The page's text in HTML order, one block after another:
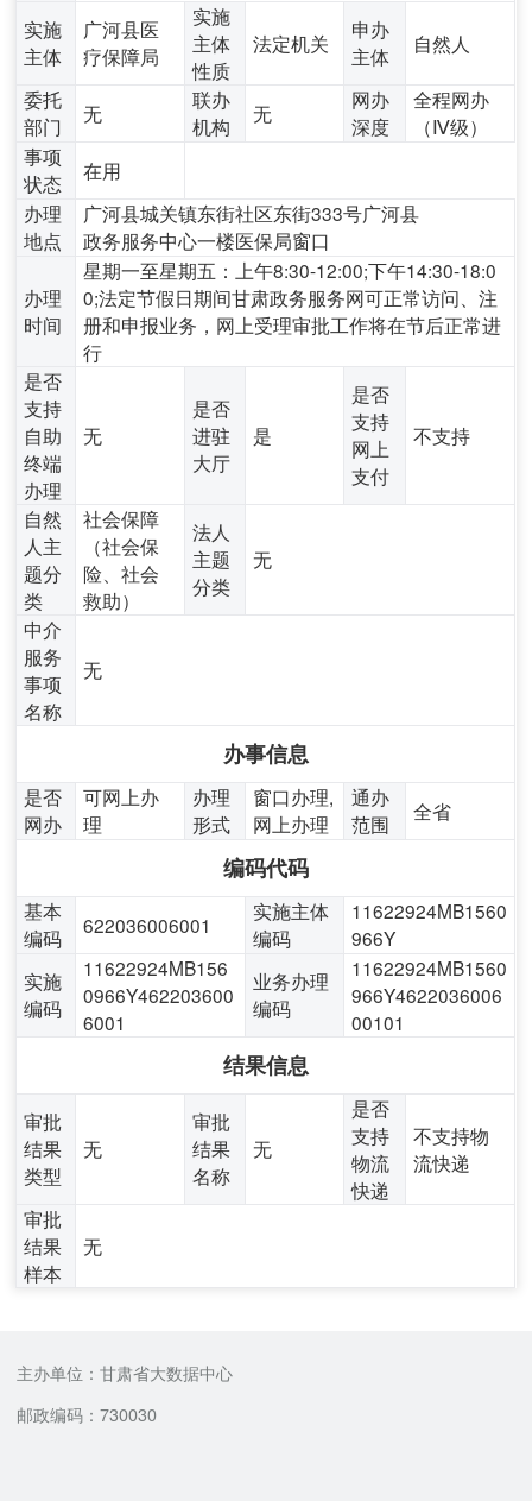
实施
主体
广河县医
疗保障局
实施
主体
性质
法定机关
申办
主体
自然人
委托
部门
无
联办
机构
无
网办
深度
全程网办
（Ⅳ级）
事项
状态
在用
办理
地点
广河县城关镇东街社区东街333号广河县
政务服务中心一楼医保局窗口
办理
时间
星期一至星期五：上午8:30-12:00;下午14:30-18:0
0;法定节假日期间甘肃政务服务网可正常访问、注
册和申报业务，网上受理审批工作将在节后正常进
行
是否
支持
自助
终端
办理
无
是否
进驻
大厅
是
是否
支持
网上
支付
不支持
自然
人主
题分
类
社会保障
（社会保
险、社会
救助）
法人
主题
分类
无
中介
服务
事项
名称
无
办事信息
是否
网办
可网上办
理
办理
形式
窗口办理,
网上办理
通办
范围
全省
编码代码
基本
编码
622036006001
实施主体
编码
11622924MB1560
966Y
实施
编码
11622924MB156
0966Y462203600
6001
业务办理
编码
11622924MB1560
966Y4622036006
00101
结果信息
审批
结果
类型
无
审批
结果
名称
无
是否
支持
物流
快递
不支持物
流快递
审批
结果
样本
无
主办单位：甘肃省大数据中心
邮政编码：730030